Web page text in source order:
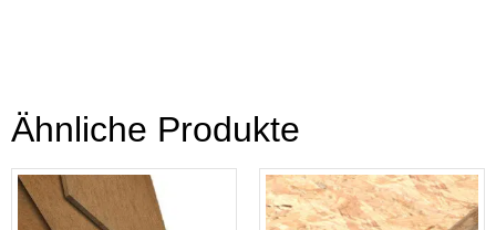
Ähnliche Produkte